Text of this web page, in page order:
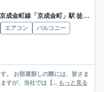
京成金町線「京成金町」駅 徒歩6分
エアコン
バルコニー
さま
すが、当社では【... もっと見る